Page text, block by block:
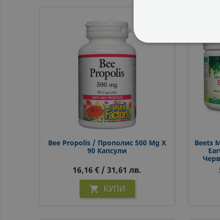
Bee Propolis / Прополис 500 Mg Х
90 Капсули
16,16 € / 31,61 лв.
 КУПИ
Beets
СТРОГО